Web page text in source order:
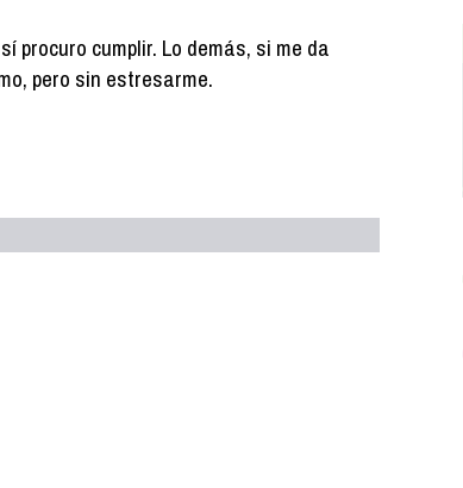
procuro cumplir. Lo demás, si me da
pero sin estresarme.